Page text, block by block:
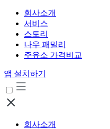
회사소개
서비스
스토리
나우 패밀리
주유소 가격비교
앱 설치하기
회사소개